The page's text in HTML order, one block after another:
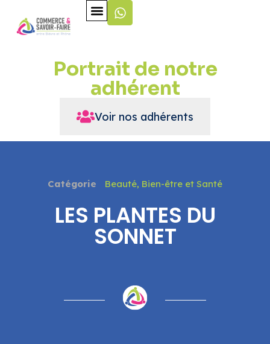
Portrait de notre
adhérent
Voir nos adhérents
Catégorie Beauté, Bien-être et Santé
LES PLANTES DU
SONNET